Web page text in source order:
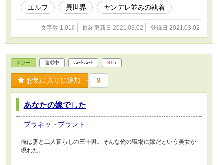
エルフ 異世界 ヤンデレ並みの執着
文字数 1,010 最終更新日 2021.03.02 登録日 2021.03.02
ホラー 連載中 ｼｮｰﾄｼｮｰﾄ R15
お気に入りに追加 9
あなたの嫁でした
プラネットプラント
俺は妻と二人暮らしの三十男。そんな俺の職場に嫁だという美女が
現れた。